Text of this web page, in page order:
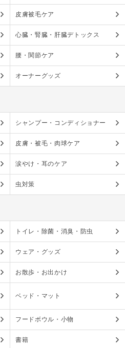
皮膚被毛ケア
心臓・腎臓・肝臓デトックス
腰・関節ケア
オーナーグッズ
シャンプー・コンディショナー
皮膚・被毛・肉球ケア
涙やけ・耳のケア
虫対策
トイレ・除菌・消臭・防虫
ウェア・グッズ
お散歩・お出かけ
ベッド・マット
フードボウル・小物
書籍